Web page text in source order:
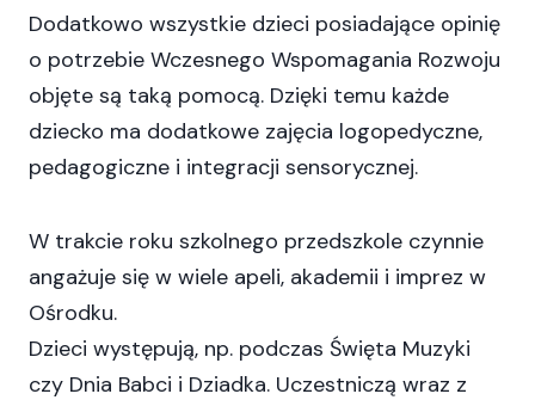
Dodatkowo wszystkie dzieci posiadające opinię
o potrzebie Wczesnego Wspomagania Rozwoju
objęte są taką pomocą. Dzięki temu każde
dziecko ma dodatkowe zajęcia logopedyczne,
pedagogiczne i integracji sensorycznej.
W trakcie roku szkolnego przedszkole czynnie
angażuje się w wiele apeli, akademii i imprez w
Ośrodku.
Dzieci występują, np. podczas Święta Muzyki
czy Dnia Babci i Dziadka. Uczestniczą wraz z